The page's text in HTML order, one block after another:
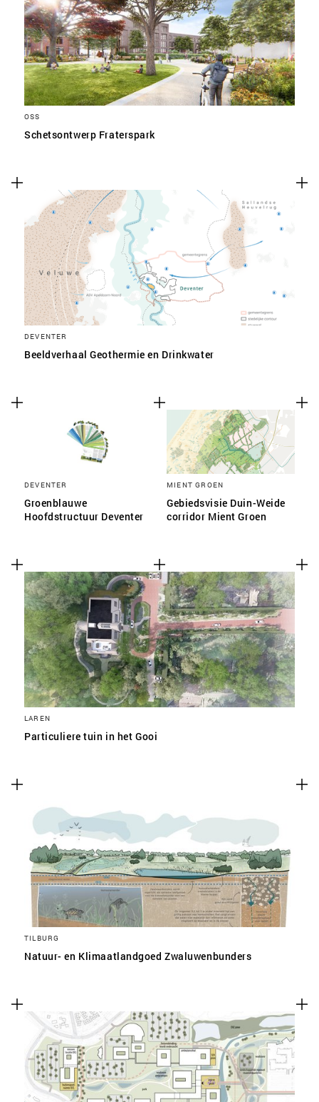
OSS
Schetsontwerp Fraterspark
DEVENTER
Beeldverhaal Geothermie en Drinkwater
DEVENTER
Groenblauwe
Hoofdstructuur Deventer
MIENT GROEN
Gebiedsvisie Duin-Weide
corridor Mient Groen
LAREN
Particuliere tuin in het Gooi
TILBURG
Natuur- en Klimaatlandgoed Zwaluwenbunders
SLA VOORKEUREN OP